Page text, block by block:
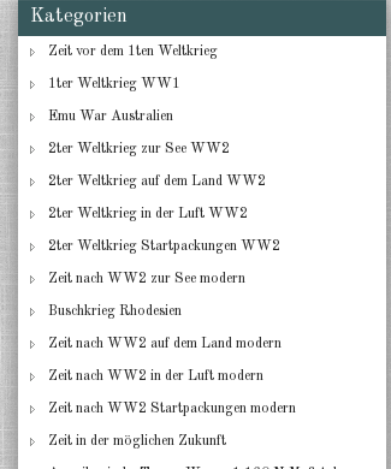
Kategorien
Zeit vor dem 1ten Weltkrieg
1ter Weltkrieg WW1
Emu War Australien
2ter Weltkrieg zur See WW2
2ter Weltkrieg auf dem Land WW2
2ter Weltkrieg in der Luft WW2
2ter Weltkrieg Startpackungen WW2
Zeit nach WW2 zur See modern
Buschkrieg Rhodesien
Zeit nach WW2 auf dem Land modern
Zeit nach WW2 in der Luft modern
Zeit nach WW2 Startpackungen modern
Zeit in der möglichen Zukunft